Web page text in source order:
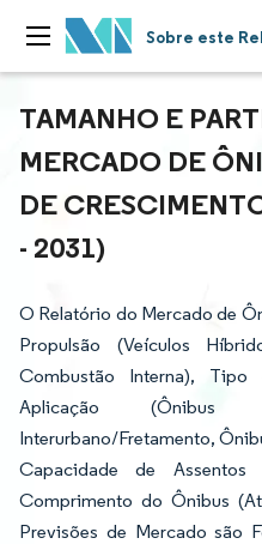
Sobre este
TAMANHO E
MERCADO DE
DE
- 2031)
O Relatório do Mercado de
Propulsão (Veículos
Combustão Interna),
Aplicação
Interurbano/Fretamento,
Capacidade de
Comprimento do Ônibus
Previsões de Mercado são